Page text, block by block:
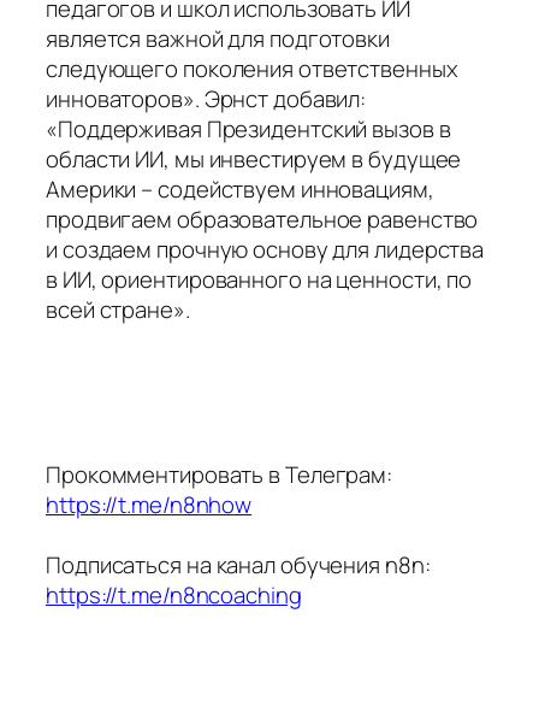
педагогов и школ использовать ИИ
является важной для подготовки
следующего поколения ответственных
инноваторов». Эрнст добавил:
«Поддерживая Президентский вызов в
области ИИ, мы инвестируем в будущее
Америки – содействуем инновациям,
продвигаем образовательное равенство
и создаем прочную основу для лидерства
в ИИ, ориентированного на ценности, по
всей стране».
Прокомментировать в Телеграм:
https://t.me/n8nhow
Подписаться на канал обучения n8n:
https://t.me/n8ncoaching